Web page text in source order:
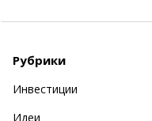
Рубрики
Инвестиции
Идеи